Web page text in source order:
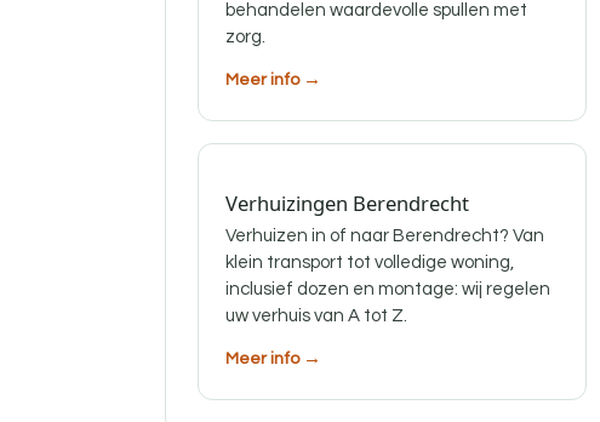
behandelen waardevolle spullen met
zorg.
Meer info →
Verhuizingen Berendrecht
Verhuizen in of naar Berendrecht? Van
klein transport tot volledige woning,
inclusief dozen en montage: wij regelen
uw verhuis van A tot Z.
Meer info →